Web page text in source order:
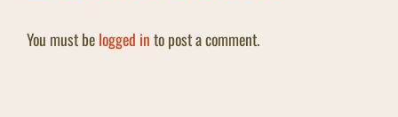
You must belogged into post a comment.